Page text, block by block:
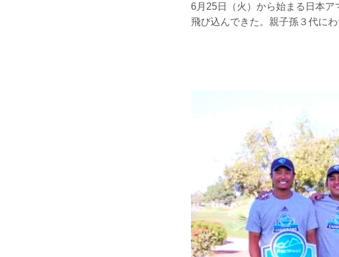
6月25日（火）から始まる日本
飛び込んできた。親子孫３代に